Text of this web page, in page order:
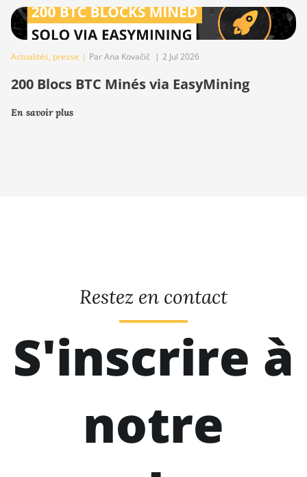
Actualités, presse | Par Ana Kovačič | 2 Jul 2026
200 Blocs BTC Minés via EasyMining
En savoir plus
Restez en contact
S'inscrire à
notre